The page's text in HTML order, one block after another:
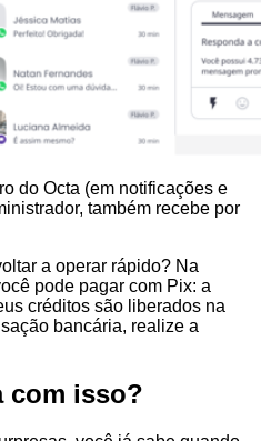
do Octa (em notificações e
também recebe por
a operar rápido? Na
pode pagar com Pix: a
créditos são liberados na
bancária, realize a
com isso?